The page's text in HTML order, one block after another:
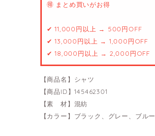
🉐 まとめ買いがお得
✔ 11,000円以上 → 500円OFF
✔ 13,000円以上 → 1,000円OFF
✔ 18,000円以上 → 2,000円OFF
【商品名】シャツ
【商品ID】145462301
【素 材】混紡
【カラー】ブラック、グレー、ブルー